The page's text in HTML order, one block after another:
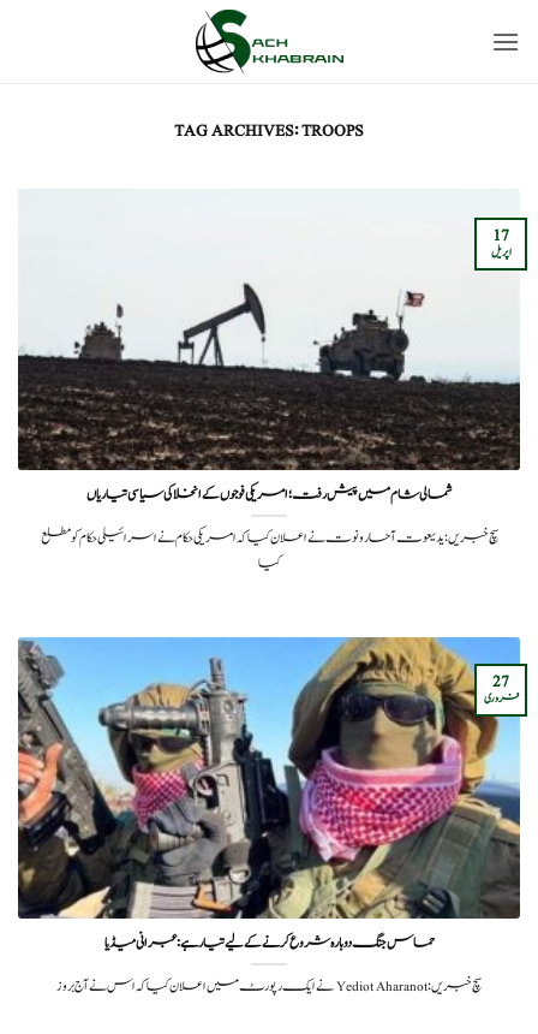
TAG ARCHIVES:TROOPS
شمالی شام میں پیش رفت؛ امریکی فوجوں کے انخلا کی سیاسی تیاریاں
سچ خبریں: یدیعوت آحارونوت نے اعلان کیا کہ امریکی حکام نے اسرائیلی حکام کو مطلع
کیا
17
اپریل
حماس جنگ دوبارہ شروع کرنے کے لیے تیار ہے: عبرانی میڈیا
سچ خبریں: Yediot Aharanot نے ایک رپورٹ میں اعلان کیا کہ اس نے آج بروز
27
فروری